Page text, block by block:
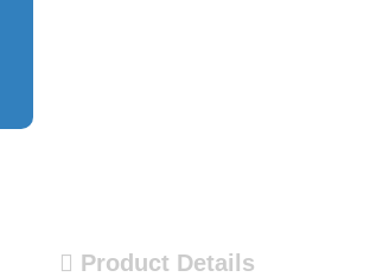
Product Details